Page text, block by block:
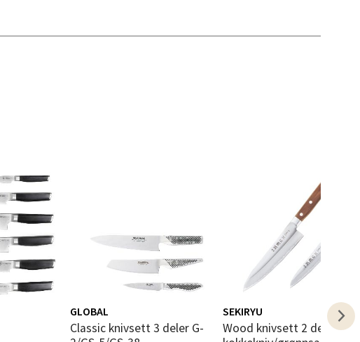
GLOBAL
Classic knivsett 3 deler G-
SEKIRYU
Wood knivsett 2 deler